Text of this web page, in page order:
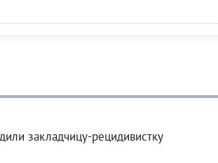
закладчицу-рецидивистку